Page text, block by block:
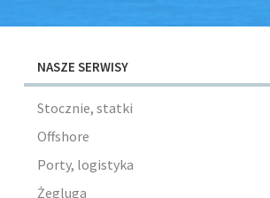
NASZE SERWISY
Stocznie, statki
Offshore
Porty, logistyka
Żegluga